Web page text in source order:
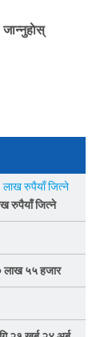
रुपैयाँ जित्ने
लाख ५५ हजार